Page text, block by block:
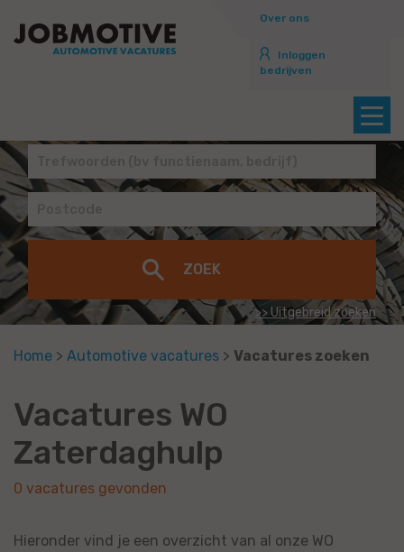
Over ons
Inloggen
bedrijven
>> Uitgebreid zoeken
Home > Automotive vacatures > Vacatures zoeken
Vacatures WO
Zaterdaghulp
0 vacatures gevonden
Hieronder vind je een overzicht van al onze WO